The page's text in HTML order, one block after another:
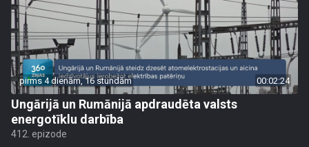
pirms 4 dienām, 16 stundām 00:02:24
Ungārijā un Rumānijā apdraudēta valsts
energotīklu darbība
412. epizode